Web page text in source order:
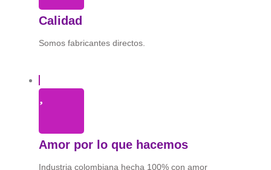
Calidad
Somos fabricantes directos.
Amor por lo que hacemos
Industria colombiana hecha 100% con amor